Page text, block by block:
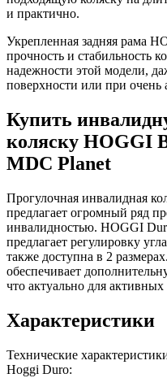
и практично.
Укрепленная задняя рама
прочность и стабильность
надежности этой модели,
поверхности или при очень
Купить
коляску HOGGI
MDC Planet
Прогулочная инвалидная
предлагает огромный ряд
инвалидностью. HOGGI
предлагает регулировку
также доступна в 2
обеспечивает
что актуально для активных
Характеристики
Технические
Hoggi Duro: